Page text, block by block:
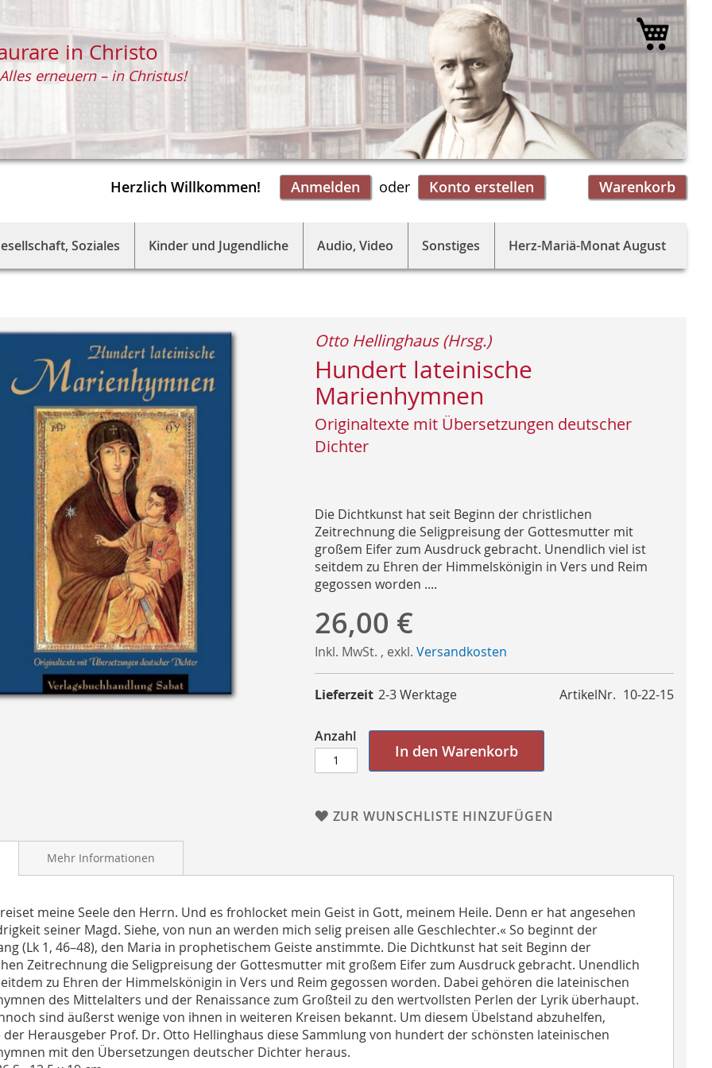
Herzlich Willkommen! Anmelden Warenkorb
Konto erstellen
in Christo
Alles erneuern – in Christus!
Mein
Soziales Kinder und Jugendliche Audio, Video Sonstiges Herz-Mariä-Monat August
Hundert lateinische
Marienhymnen
Originaltexte mit Übersetzungen deutscher
Dichter
Otto Hellinghaus (Hrsg.)
Die Dichtkunst hat seit Beginn der christlichen
Zeitrechnung die Seligpreisung der Gottesmutter mit
großem Eifer zum Ausdruck gebracht. Unendlich viel ist
seitdem zu Ehren der Himmelskönigin in Vers und Reim
gegossen worden ....
26,00 €
Inkl. MwSt. , exkl. Versandkosten
ArtikelNr. 10-22-15
Lieferzeit 2-3 Werktage
Anzahl
In den Warenkorb
ZUR WUNSCHLISTE HINZUFÜGEN
meine Seele den Herrn. Und es frohlocket mein Geist in Gott, meinem Heile. Denn er hat angesehen
seiner Magd. Siehe, von nun an werden mich selig preisen alle Geschlechter.« So beginnt der
(Lk 1, 46–48), den Maria in prophetischem Geiste anstimmte. Die Dichtkunst hat seit Beginn der
Zeitrechnung die Seligpreisung der Gottesmutter mit großem Eifer zum Ausdruck gebracht. Unendlich
zu Ehren der Himmelskönigin in Vers und Reim gegossen worden. Dabei gehören die lateinischen
des Mittelalters und der Renaissance zum Großteil zu den wertvollsten Perlen der Lyrik überhaupt.
sind äußerst wenige von ihnen in weiteren Kreisen bekannt. Um diesem Übelstand abzuhelfen,
Herausgeber Prof. Dr. Otto Hellinghaus diese Sammlung von hundert der schönsten lateinischen
mit den Übersetzungen deutscher Dichter heraus.
Mehr Informationen